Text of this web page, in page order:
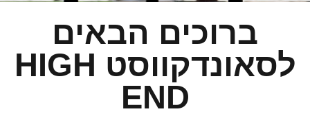
ברוכים הבאים
לסאונדקווסט HIGH
END